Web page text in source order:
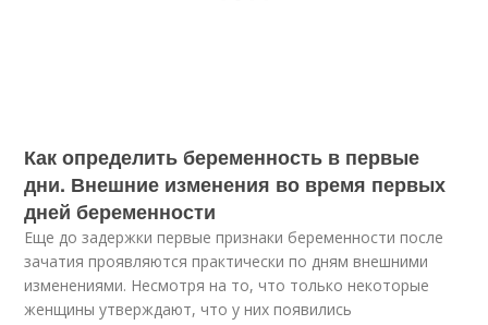
Как определить беременность в первые
дни. Внешние изменения во время первых
дней беременности
Еще до задержки первые признаки беременности после
зачатия проявляются практически по дням внешними
изменениями. Несмотря на то, что только некоторые
женщины утверждают, что у них появились